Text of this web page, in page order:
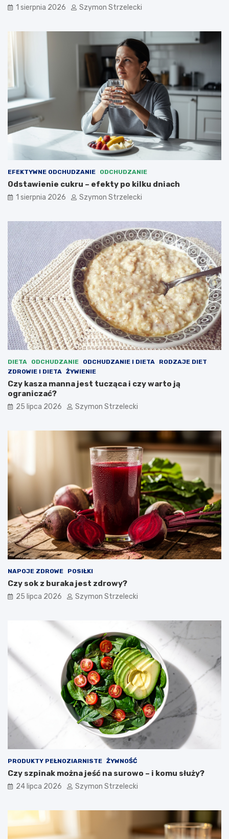
1 sierpnia 2026 Szymon Strzelecki
EFEKTYWNE ODCHUDZANIE ODCHUDZANIE
Odstawienie cukru – efekty po kilku dniach
1 sierpnia 2026 Szymon Strzelecki
DIETA ODCHUDZANIE ODCHUDZANIE I DIETA
RODZAJE DIET
ZDROWIE I DIETA ŻYWIENIE
Czy kasza manna jest tucząca i czy warto ją
ograniczać?
25 lipca 2026 Szymon Strzelecki
NAPOJE ZDROWE POSIŁKI
Czy sok z buraka jest zdrowy?
25 lipca 2026 Szymon Strzelecki
PRODUKTY PEŁNOZIARNISTE ŻYWNOŚĆ
Czy szpinak można jeść na surowo – i komu służy?
24 lipca 2026 Szymon Strzelecki